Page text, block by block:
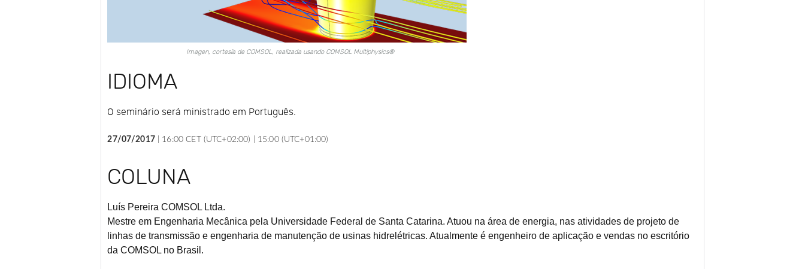
Imagen, cortesía de COMSOL, realizada usando COMSOL Multiphysics®
IDIOMA
O seminário será ministrado em Português.
27/07/2017| 16:00 CET (UTC+02:00) | 15:00 (UTC+01:00)
COLUNA
Luís Pereira COMSOL Ltda.
Mestre em Engenharia Mecânica pela Universidade Federal de Santa Catarina. Atuou na área de energia, nas atividades de projeto de
linhas de transmissão e engenharia de manutenção de usinas hidrelétricas. Atualmente é engenheiro de aplicação e vendas no escritório
da COMSOL no Brasil.